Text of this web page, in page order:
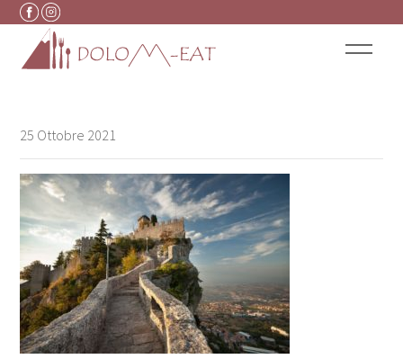
Vai al contenuto
25 Ottobre 2021